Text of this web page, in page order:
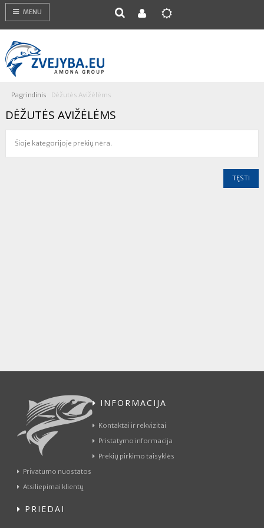
MENU
Pagrindinis Dėžutės Avižėlėms
DĖŽUTĖS AVIŽĖLĖMS
Šioje kategorijoje prekių nėra.
TĘSTI
INFORMACIJA
Kontaktai ir rekvizitai
Pristatymo informacija
Prekių pirkimo taisyklės
Privatumo nuostatos
Atsiliepimai klientų
PRIEDAI